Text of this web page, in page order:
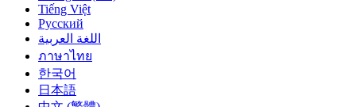
Tiếng Việt
Русский
اللغة العربية
ภาษาไทย
한국어
日本語